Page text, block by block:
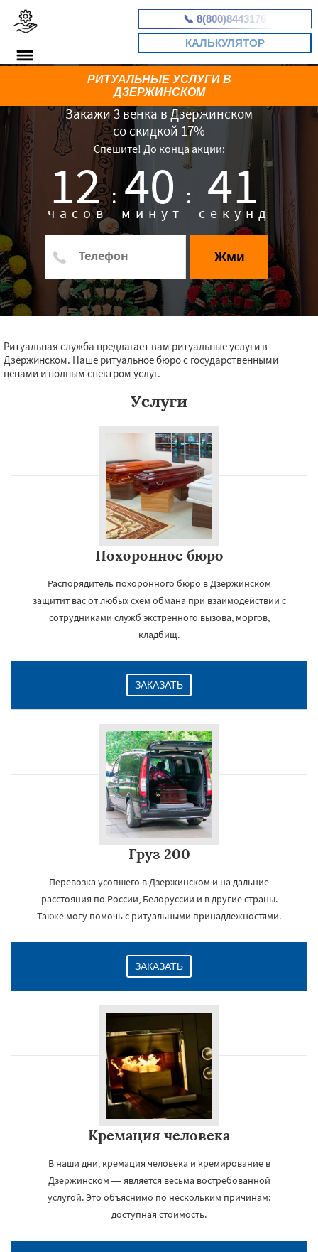
📞 8(800)8443176
КАЛЬКУЛЯТОР
Закажи 3 венка в Дзержинском
со скидкой 17%
Спешите! До конца акции:
12 :
часов 40 :
минут 40
секунд
Жми
РИТУАЛЬНЫЕ УСЛУГИ В
ДЗЕРЖИНСКОМ
Ритуальная служба предлагает вам ритуальные услуги в
Дзержинском. Наше ритуальное бюро с государственными
ценами и полным спектром услуг.
Услуги
Похоронное бюро
Распорядитель похоронного бюро в Дзержинском
защитит вас от любых схем обмана при взаимодействии с
сотрудниками служб экстренного вызова, моргов,
кладбищ.
ЗАКАЗАТЬ
Груз 200
Перевозка усопшего в Дзержинском и на дальние
расстояния по России, Белоруссии и в другие страны.
Также могу помочь с ритуальными принадлежностями.
ЗАКАЗАТЬ
Кремация человека
В наши дни, кремация человека и кремирование в
Дзержинском — является весьма востребованной
услугой. Это объяснимо по нескольким причинам:
доступная стоимость.